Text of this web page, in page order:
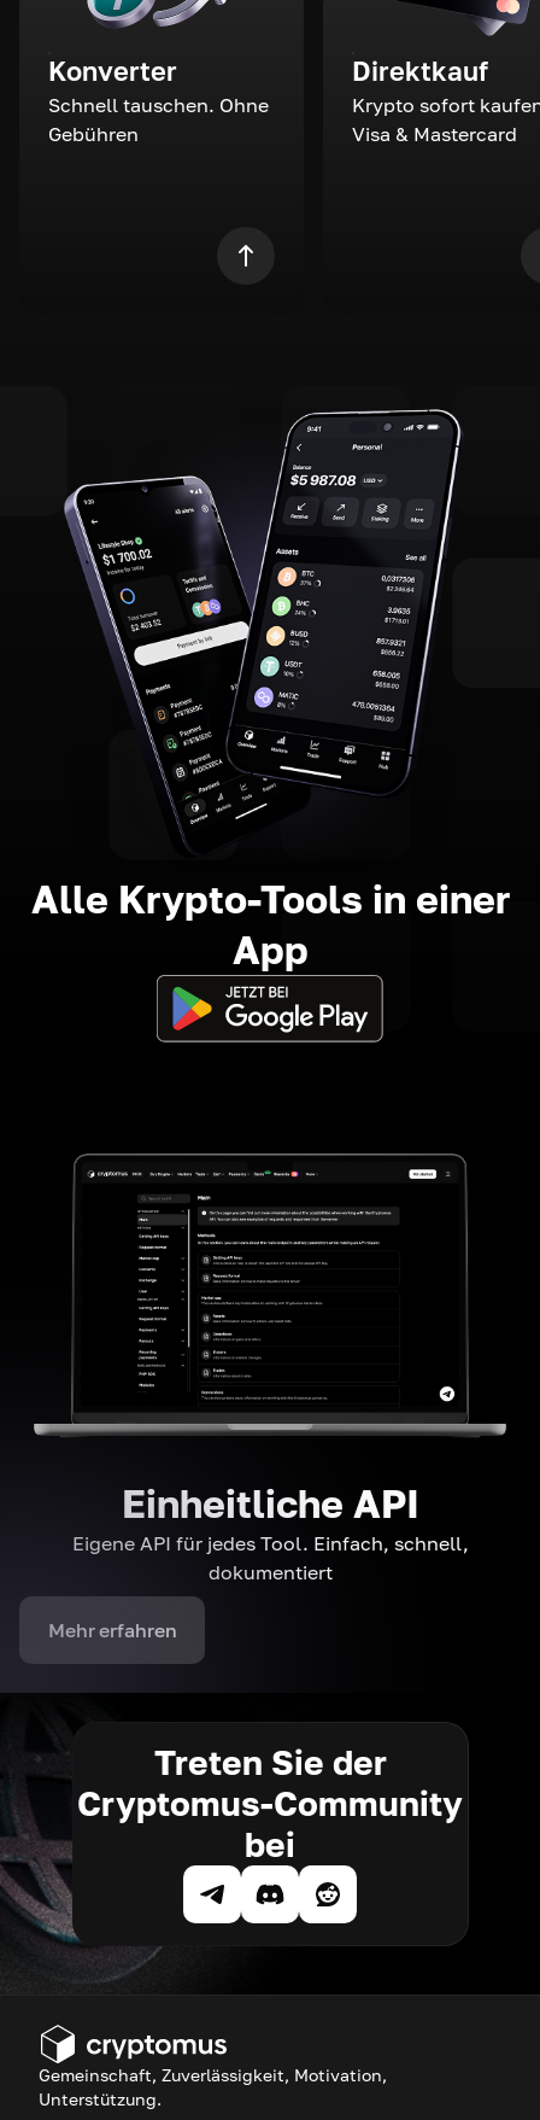
Konverter
Schnell tauschen. Ohne
Gebühren
Direktkauf
Krypto sofort
Visa & Mastercard
Alle Krypto-Tools in einer
App
Einheitliche API
Eigene API für jedes Tool. Einfach, schnell,
dokumentiert
Mehr erfahren
Treten Sie der
Cryptomus-Community
bei
Gemeinschaft, Zuverlässigkeit, Motivation,
Unterstützung.